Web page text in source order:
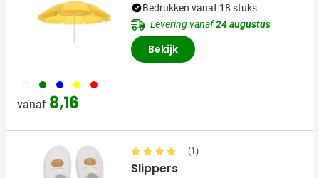
002 004 005 006 008
vanaf 8,16
Bedrukken vanaf 18 stuks
Levering vanaf24 augustus
Bekijk
(1)
Slippers